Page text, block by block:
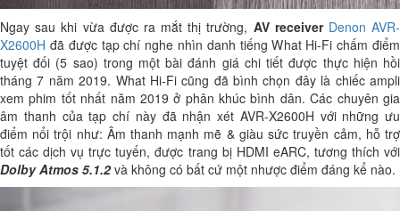
Ngay sau khi vừa được ra mắt thị trường, AV receiver Denon AVR-
X2600H đã được tạp chí nghe nhìn danh tiếng What Hi-Fi chấm điểm
tuyệt đối (5 sao) trong một bài đánh giá chi tiết được thực hiện hồi
tháng 7 năm 2019. What Hi-Fi cũng đã bình chọn đây là chiếc ampli
xem phim tốt nhất năm 2019 ở phân khúc bình dân. Các chuyên gia
âm thanh của tạp chí này đã nhận xét AVR-X2600H với những ưu
điểm nổi trội như: Âm thanh mạnh mẽ & giàu sức truyền cảm, hỗ trợ
tốt các dịch vụ trực tuyến, được trang bị HDMI eARC, tương thích với
Dolby Atmos 5.1.2và không có bất cứ một nhược điểm đáng kể nào.